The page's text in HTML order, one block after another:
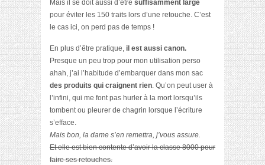
Mais il se doit aussi d’être suffisamment large
pour éviter les 150 traits lors d’une retouche. C’est
le cas ici, on perd pas de temps !
En plus d’être pratique, il est aussi canon.
Presque un peu trop pour mon utilisation perso
ahah, j’ai l’habitude d’embarquer dans mon sac
des produits qui craignent rien. Qu’on peut user à
l’infini, qui me font pas hurler à la mort lorsqu’ils
tombent ou pleurer de chagrin lorsque l’écriture
s’efface.
Mais bon, la dame s’en remettra, j’vous assure.
Et elle est bien contente d’avoir la classe 8000 pour
faire ses retouches.